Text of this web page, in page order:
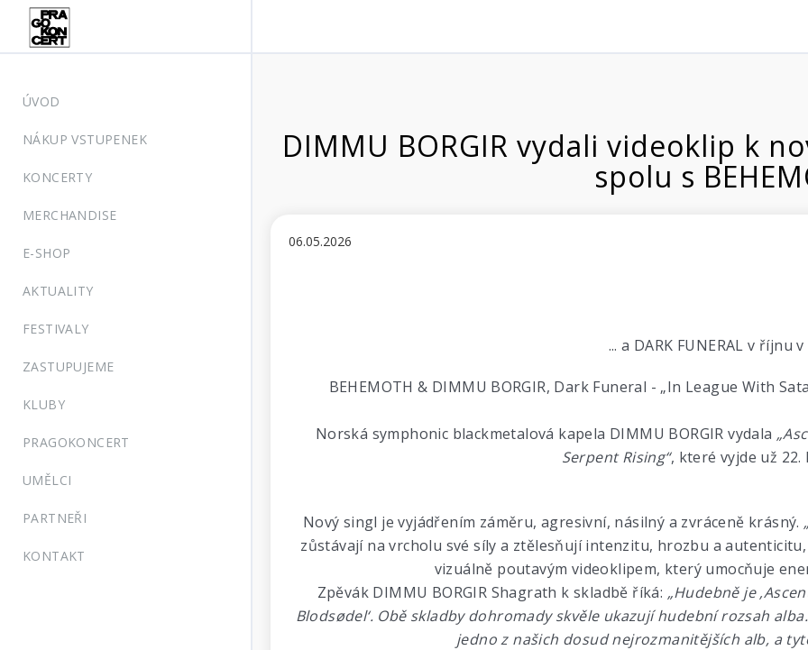
ÚVOD
NÁKUP VSTUPENEK
KONCERTY
MERCHANDISE
E-SHOP
AKTUALITY
FESTIVALY
ZASTUPUJEME
KLUBY
PRAGOKONCERT
UMĚLCI
PARTNEŘI
KONTAKT
DIMMU BORGIR vydali videoklip k
spolu s
06.05.2026
... a DARK FUNERAL v říjnu v
BEHEMOTH & DIMMU BORGIR, Dark Funeral - „In League With
Norská symphonic blackmetalová kapela DIMMU BORGIR vydala
Serpent Rising“, které vyjde už 22.
Nový singl je vyjádřením záměru, agresivní, násilný a zvráceně krásný.
zůstávají na vrcholu své síly a ztělesňují intenzitu, hrozbu a
vizuálně poutavým videoklipem, který umocňuje
Zpěvák DIMMU BORGIR Shagrath k skladbě říká: „Hudebně je
Blodsødel‘. Obě skladby dohromady skvěle ukazují hudební rozsah
jedno z našich dosud nejrozmanitějších alb, a